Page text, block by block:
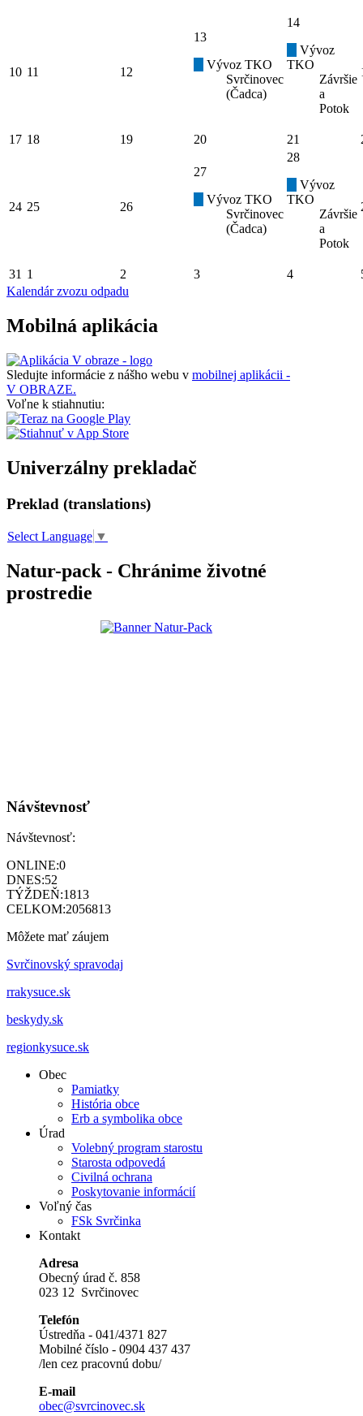
10 11 12
13
Vývoz TKO
Svrčinovec
(Čadca)
14
Vývoz
TKO
Závršie
a
Potok
17 18 19 20 21
24 25 26
27
Vývoz TKO
Svrčinovec
(Čadca)
28
Vývoz
TKO
Závršie
a
Potok
31 1 2 3 4
Kalendár zvozu odpadu
Mobilná aplikácia
Sledujte informácie z nášho webu v mobilnej aplikácii -
V OBRAZE.
Voľne k stiahnutiu:
Univerzálny prekladač
Preklad (translations)
Select Language ▼
Natur-pack - Chránime životné
prostredie
Návštevnosť
Návštevnosť:
ONLINE:0
DNES:52
TÝŽDEŇ:1813
CELKOM:2056813
Môžete mať záujem
Svrčinovský spravodaj
rrakysuce.sk
beskydy.sk
regionkysuce.sk
Obec
Pamiatky
História obce
Erb a symbolika obce
Úrad
Volebný program starostu
Starosta odpovedá
Civilná ochrana
Poskytovanie informácií
Voľný čas
FSk Svrčinka
Kontakt
Adresa
Obecný úrad č. 858
023 12 Svrčinovec
Telefón
Ústredňa - 041/4371 827
Mobilné číslo - 0904 437 437
/len cez pracovnú dobu/
E-mail
obec@svrcinovec.sk